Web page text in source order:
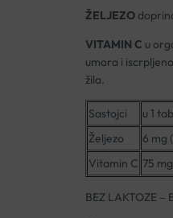
ŽELJEZO
VITAMIN C u
umora i
žila.
Sastojci u 1
Željezo
6 mg
Vitamin C 75
BEZ LAKTOZE –